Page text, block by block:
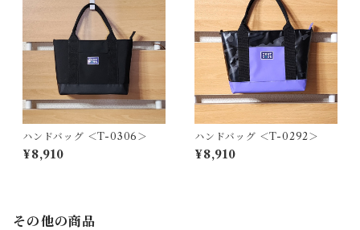
ハンドバッグ ＜T-0306＞
¥8,910
ハンドバッグ ＜T-0292＞
¥8,910
その他の商品